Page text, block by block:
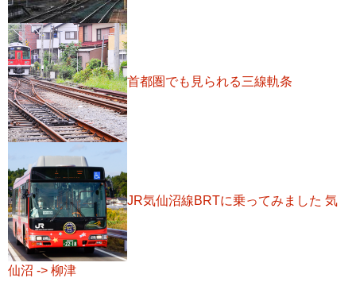
首都圏でも見られる三線軌条
JR気仙沼線BRTに乗ってみました 気
仙沼 -> 柳津